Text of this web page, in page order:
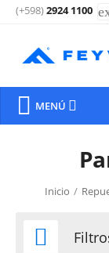
(+598)2924 1100
 MENÚ 
Inicio /
